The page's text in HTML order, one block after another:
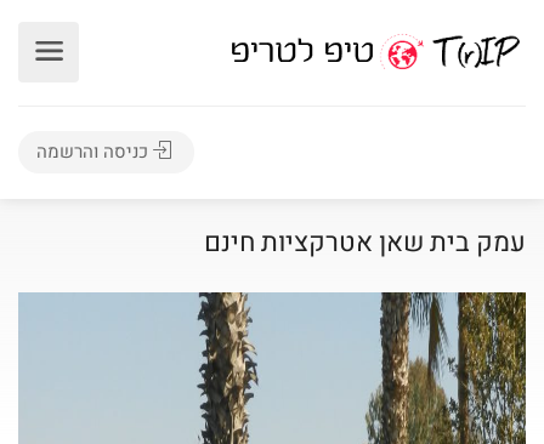
כניסה והרשמה
עמק בית שאן אטרקציות חינם